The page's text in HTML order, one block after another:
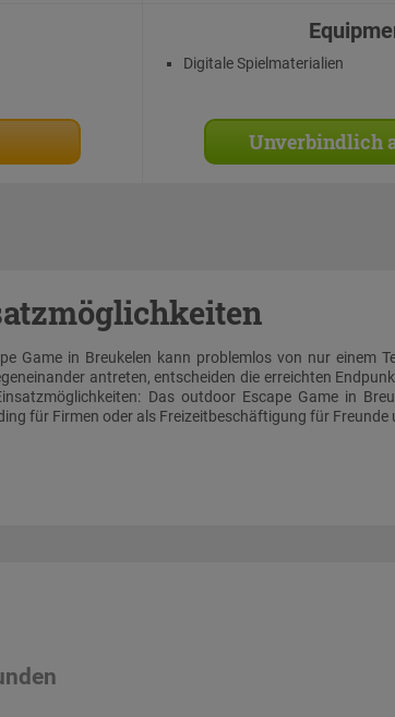
Digitale Spielmaterialien
Unverbindlich
Game in Breukelen kann problemlos von nur einem
antreten, entscheiden die erreichten
Das outdoor Escape Game in
für Firmen oder als Freizeitbeschäftigung für Freunde